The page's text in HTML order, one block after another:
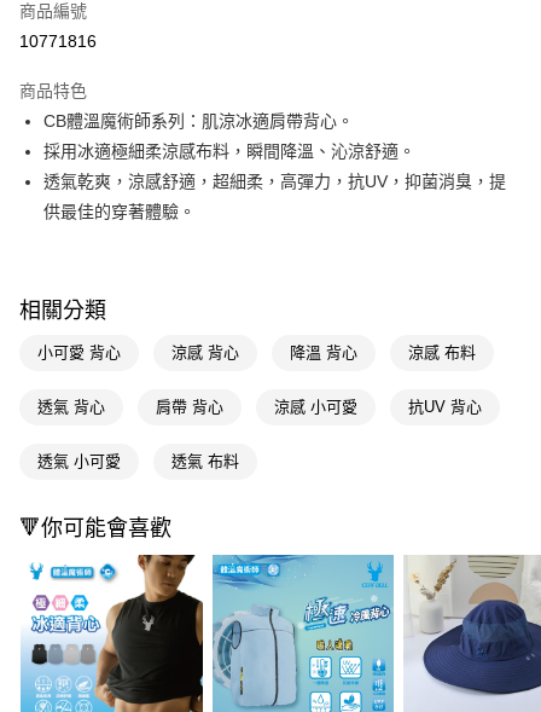
信用卡一次付款
LINE Pay
Apple Pay
街口支付
【關於「AFTEE先享後付」】
AFTEE先享後付是「在收到商品之後才付款」的支付方式。 讓您購物簡單
１．簡單：不需註冊會員、不需綁卡、不需儲值。
１．於結帳方式選擇「AFTEE先享後付」後，將跳轉至「AFTEE先享後付」
結帳頁面，進行簡訊認證並確認金額後，即可完成結帳。
２．訂單成立數日內，您將收到繳費通知簡訊。
３．收到繳費通知簡訊後14天內，點擊此簡訊中的連結，可透過四大超商／
ATM／網路銀行／等多元方式進行付款，方視為交易完成。
※ 請注意：結帳手續完成當下不需立刻繳費，但若您需要取消訂單，請聯絡
購買商品的店家。未經商家同意取消之訂單仍視為有效，需透過AFTEE先享
即享券
運送方式
全家取貨付款
每筆NT$65，滿NT$390(含以上)免運費
萊爾富取貨付款
每筆NT$65，滿NT$490(含以上)免運費
商品編號
10771816
商品特色
CB體溫魔術師系列：肌涼冰適肩帶背心。
採用冰適極細柔涼感布料，瞬間降溫、沁涼舒適。
透氣乾爽，涼感舒適，超細柔，高彈力，抗UV，抑菌消臭，提
供最佳的穿著體驗。
相關分類
小可愛 背心 涼感 背心 降溫 背心 涼感 布料
透氣 背心 肩帶 背心 涼感 小可愛 抗UV 背心
透氣 小可愛 透氣 布料
🔻你可能會喜歡